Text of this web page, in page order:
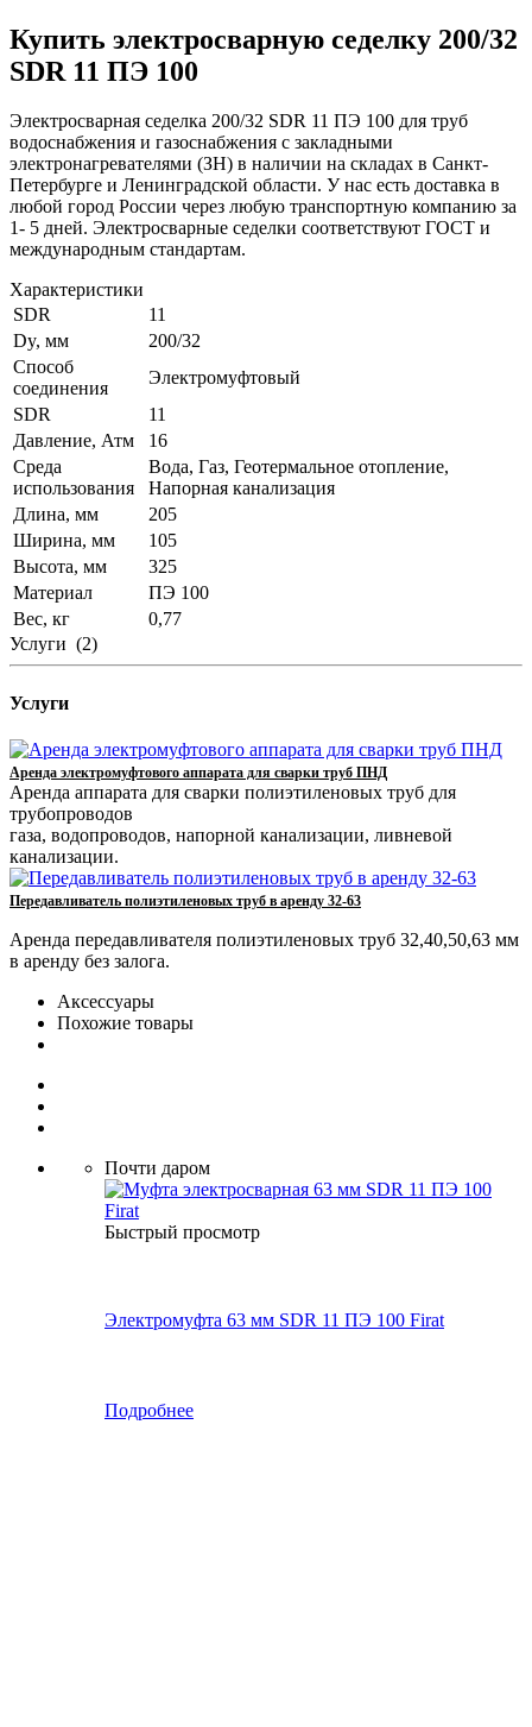
Купить электросварную седелку 200/32
SDR 11 ПЭ 100
Электросварная седелка 200/32 SDR 11 ПЭ 100 для труб
водоснабжения и газоснабжения с закладными
электронагревателями (ЗН) в наличии на складах в Санкт-
Петербурге и Ленинградской области. У нас есть доставка в
любой город России через любую транспортную компанию за
1- 5 дней. Электросварные седелки соответствуют ГОСТ и
международным стандартам.
Характеристики
SDR
11
Dy, мм
200/32
Способ
соединения
Электромуфтовый
SDR
11
Давление, Атм
16
Среда
использования
Вода, Газ, Геотермальное отопление,
Напорная канализация
Длина, мм
205
Ширина, мм
105
Высота, мм
325
Материал
ПЭ 100
Вес, кг
0,77
Услуги (2)
Услуги
Аренда электромуфтового аппарата для сварки труб ПНД
Аренда аппарата для сварки полиэтиленовых труб для
трубопроводов
газа, водопроводов, напорной канализации, ливневой
канализации.
Передавливатель полиэтиленовых труб в аренду 32-63
Аренда передавливателя полиэтиленовых труб 32,40,50,63 мм
в аренду без залога.
Аксессуары
Похожие товары
Почти даром
Быстрый просмотр
Электромуфта 63 мм SDR 11 ПЭ 100 Firat
Подробнее